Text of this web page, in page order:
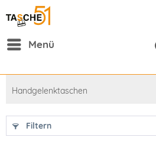
Menü
Handgelenktaschen
Filtern